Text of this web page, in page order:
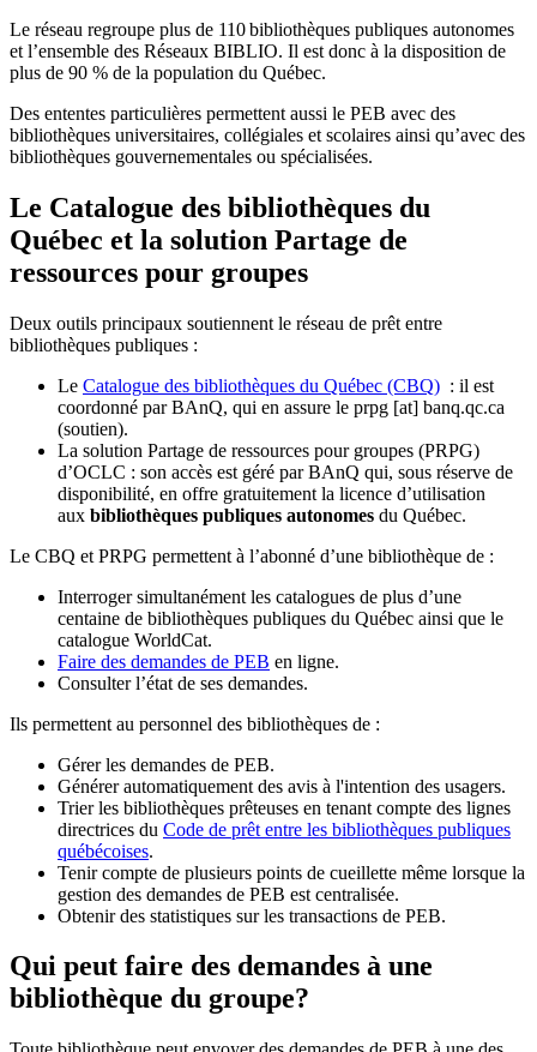
Le réseau regroupe plus de 110bibliothèques publiques autonomes
et l’ensemble des Réseaux BIBLIO. Il est donc à la disposition de
plus de 90 % de la population du Québec.
Des ententes particulières permettent aussi le PEB avec des
bibliothèques universitaires, collégiales et scolaires ainsi qu’avec des
bibliothèques gouvernementales ou spécialisées.
Le Catalogue des bibliothèques du
Québec et la solution Partage de
ressources pour groupes
Deux outils principaux soutiennent le réseau de prêt entre
bibliothèques publiques :
Le Catalogue des bibliothèques du Québec (CBQ) : il est
coordonné par BAnQ, qui en assure le prpg [at] banq.qc.ca
(soutien).
La solution Partage de ressources pour groupes (PRPG)
d’OCLC : son accès est géré par BAnQ qui, sous réserve de
disponibilité, en offre gratuitement la licence d’utilisation
aux bibliothèques publiques autonomes du Québec.
Le CBQ et PRPG permettent à l’abonné d’une bibliothèque de :
Interroger simultanément les catalogues de plus d’une
centaine de bibliothèques publiques du Québec ainsi que le
catalogue WorldCat.
Faire des demandes de PEB en ligne.
Consulter l’état de ses demandes.
Ils permettent au personnel des bibliothèques de :
Gérer les demandes de PEB.
Générer automatiquement des avis à l'intention des usagers.
Trier les bibliothèques prêteuses en tenant compte des lignes
directrices du Code de prêt entre les bibliothèques publiques
québécoises.
Tenir compte de plusieurs points de cueillette même lorsque la
gestion des demandes de PEB est centralisée.
Obtenir des statistiques sur les transactions de PEB.
Qui peut faire des demandes à une
bibliothèque du groupe?